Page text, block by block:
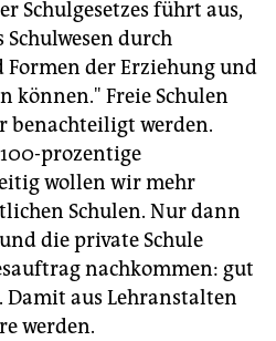
Schulgesetzes führt aus,
Schulwesen durch
der Erziehung und
können." Freie Schulen
benachteiligt werden.
prozentige
wollen wir mehr
Schulen. Nur dann
die private Schule
nachkommen: gut
aus Lehranstalten
werden.